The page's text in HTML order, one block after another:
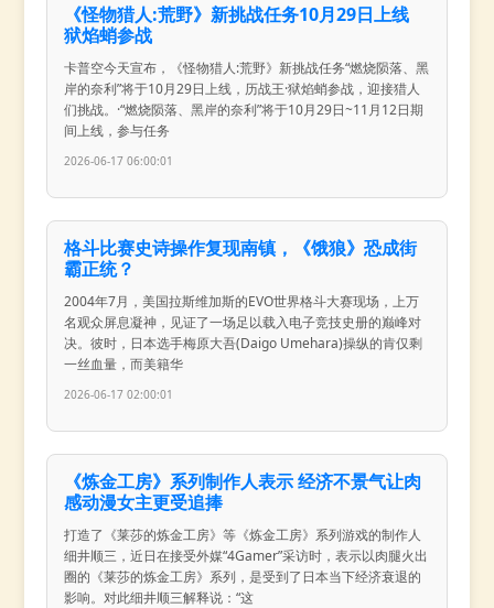
《怪物猎人:荒野》新挑战任务10月29日上线
狱焰蛸参战
卡普空今天宣布，《怪物猎人:荒野》新挑战任务“燃烧陨落、黑
岸的奈利”将于10月29日上线，历战王·狱焰蛸参战，迎接猎人
们挑战。·“燃烧陨落、黑岸的奈利”将于10月29日~11月12日期
间上线，参与任务
2026-06-17 06:00:01
格斗比赛史诗操作复现南镇，《饿狼》恐成街
霸正统？
2004年7月，美国拉斯维加斯的EVO世界格斗大赛现场，上万
名观众屏息凝神，见证了一场足以载入电子竞技史册的巅峰对
决。彼时，日本选手梅原大吾(Daigo Umehara)操纵的肯仅剩
一丝血量，而美籍华
2026-06-17 02:00:01
《炼金工房》系列制作人表示 经济不景气让肉
感动漫女主更受追捧
打造了《莱莎的炼金工房》等《炼金工房》系列游戏的制作人
细井顺三，近日在接受外媒“4Gamer”采访时，表示以肉腿火出
圈的《莱莎的炼金工房》系列，是受到了日本当下经济衰退的
影响。对此细井顺三解释说：“这